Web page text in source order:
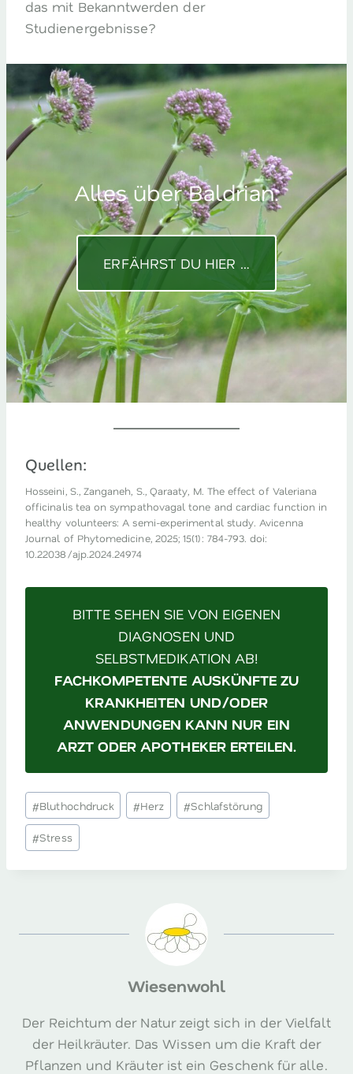
das mit Bekanntwerden der
Studienergebnisse?
Alles über Baldrian:
ERFÄHRST DU HIER …
Quellen:
Hosseini, S., Zanganeh, S., Qaraaty, M. The effect of Valeriana
officinalis tea on sympathovagal tone and cardiac function in
healthy volunteers: A semi-experimental study. Avicenna
Journal of Phytomedicine, 2025; 15(1): 784-793. doi:
10.22038/ajp.2024.24974
BITTE SEHEN SIE VON EIGENEN
DIAGNOSEN UND
SELBSTMEDIKATION AB!
FACHKOMPETENTE AUSKÜNFTE ZU
KRANKHEITEN UND/ODER
ANWENDUNGEN KANN NUR EIN
ARZT ODER APOTHEKER ERTEILEN.
Schlagworte:
#Bluthochdruck #Herz #Schlafstörung
#Stress
Wiesenwohl
Der Reichtum der Natur zeigt sich in der Vielfalt
der Heilkräuter. Das Wissen um die Kraft der
Pflanzen und Kräuter ist ein Geschenk für alle.